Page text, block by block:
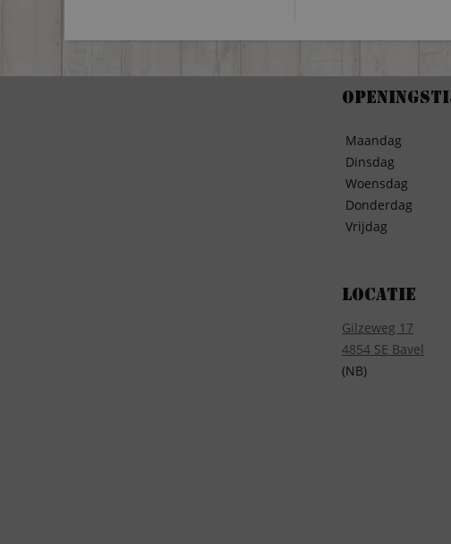
Maandag
Dinsdag
Woensdag
Donderdag
Vrijdag
Locatie
Gilzeweg 17
4854 SE Bavel
(NB)